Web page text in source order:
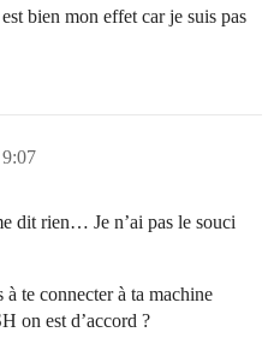
bien mon effet car je suis pas
dit rien… Je n’ai pas le souci
te connecter à ta machine
on est d’accord ?